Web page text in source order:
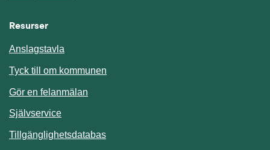
Resurser
Anslagstavla
Tyck till om kommunen
Gör en felanmälan
SjälvserviceLänk till annan webbplats.
TillgänglighetsdatabasLänk till annan webbplats.